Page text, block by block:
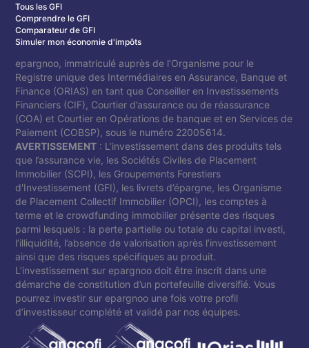
Tous les GFI
Comprendre le GFI
Comparateur de GFI
Simuler mon économie d'impôts
epargnoo, immatriculé auprès de l’Organisme pour le
Registre unique des Intermédiaires en Assurance, Banque et
Finance (ORIAS) en tant que Conseiller en Investissements
Financiers (CIF), Courtier d’assurance ou de réassurance
(COA) et Courtier en Opérations de banque et en Services de
Paiement (COBSP), sous le numéro 22005614.
AVERTISSEMENT : L’investissement dans des produits tels
que l’assurance vie, les Sociétés Civiles de Placement
Immobilier (SCPI), les Groupements Forestiers
d'Investissement (GFI), les livrets d’épargne, les Organisme
de Placement Collectif Immobilier (OPCI), les comptes à
terme et le crowdfunding immobilier présente des risques
parmi lesquels : la perte partielle ou totale du capital investi,
l’illiquidité, l’absence de valorisation après l’investissement
ainsi que des risques spécifiques au produit.
L’investissement sur epargnoo doit être inscrit dans une
démarche de constitution d’un portefeuille diversifié. Vous
pourrez investir sur epargnoo une fois votre profil
d’investisseur complété et validé par nos équipes.